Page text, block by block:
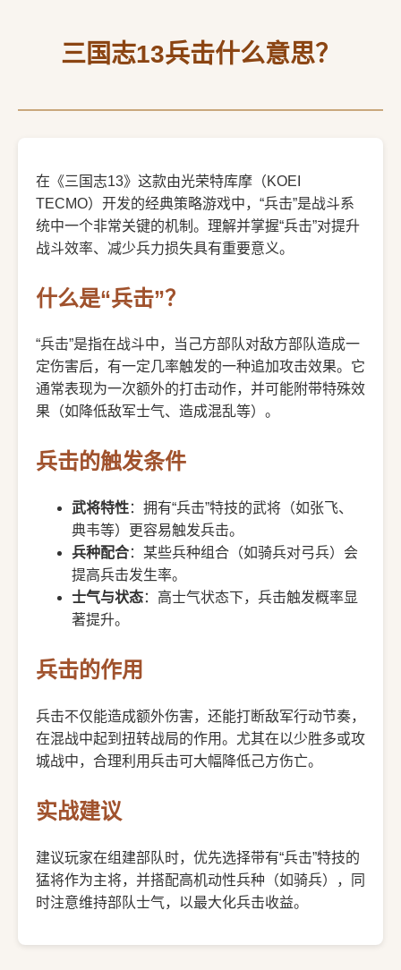
三国志13兵击什么意思？
在《三国志13》这款由光荣特库摩（KOEI
TECMO）开发的经典策略游戏中，“兵击”是战斗系
统中一个非常关键的机制。理解并掌握“兵击”对提升
战斗效率、减少兵力损失具有重要意义。
什么是“兵击”？
“兵击”是指在战斗中，当己方部队对敌方部队造成一
定伤害后，有一定几率触发的一种追加攻击效果。它
通常表现为一次额外的打击动作，并可能附带特殊效
果（如降低敌军士气、造成混乱等）。
兵击的触发条件
武将特性：拥有“兵击”特技的武将（如张飞、
典韦等）更容易触发兵击。
兵种配合：某些兵种组合（如骑兵对弓兵）会
提高兵击发生率。
士气与状态：高士气状态下，兵击触发概率显
著提升。
兵击的作用
兵击不仅能造成额外伤害，还能打断敌军行动节奏，
在混战中起到扭转战局的作用。尤其在以少胜多或攻
城战中，合理利用兵击可大幅降低己方伤亡。
实战建议
建议玩家在组建部队时，优先选择带有“兵击”特技的
猛将作为主将，并搭配高机动性兵种（如骑兵），同
时注意维持部队士气，以最大化兵击收益。